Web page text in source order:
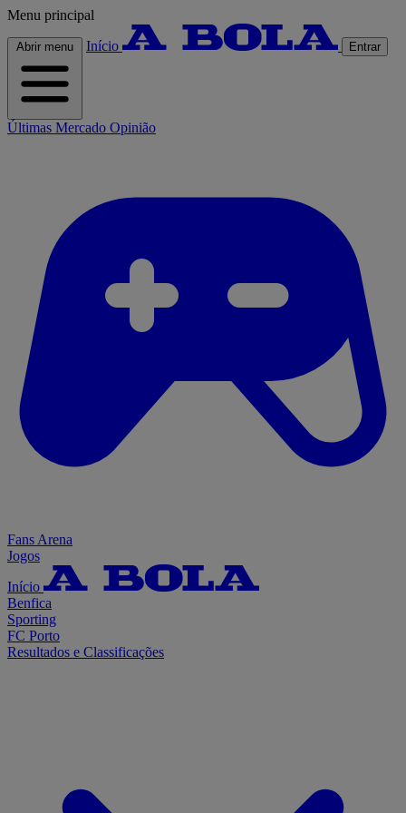
Menu principal
Abrir menu Início Entrar
Últimas Mercado Opinião
Fans Arena
Jogos
Início
Benfica
Sporting
FC Porto
Resultados e Classificações